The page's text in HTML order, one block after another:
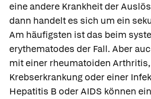
eine andere Krankheit der
dann handelt es sich um ein
Am häufigsten ist das beim
erythematodes der Fall. Aber
mit einer rheumatoiden Arthritis,
Krebserkrankung oder einer
Hepatitis B oder AIDS können